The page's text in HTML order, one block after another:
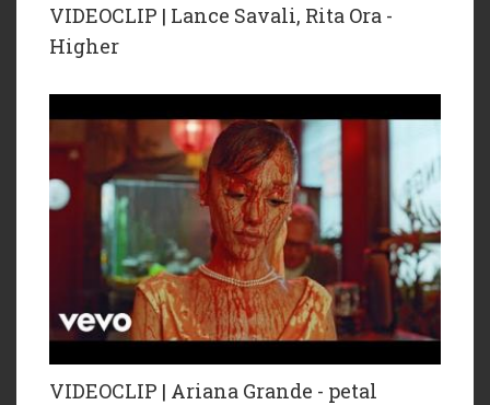
VIDEOCLIP | Lance Savali, Rita Ora -
Higher
VIDEOCLIP | Ariana Grande - petal